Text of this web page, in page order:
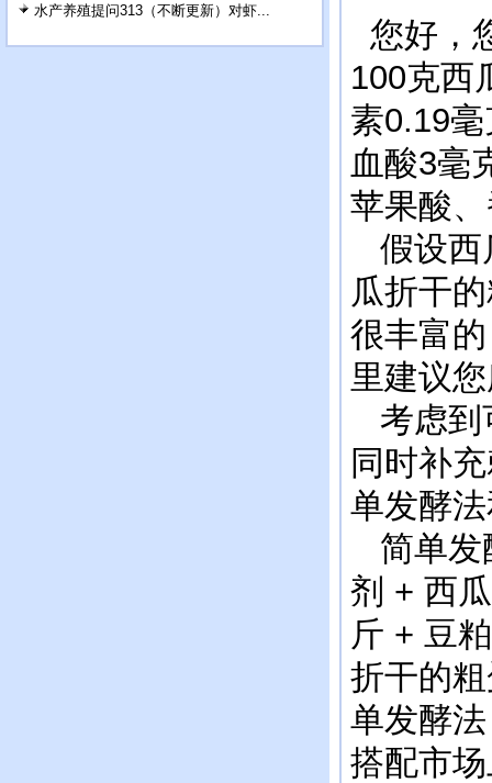
水产养殖提问313（不断更新）对虾...
您好，
100克西
素0.19
血酸3毫
苹果酸
假设西
瓜折干
很丰富
里建议
考虑到
同时补
单发酵
简单发
剂 + 西
斤 + 豆
折干的
单发酵
搭配市